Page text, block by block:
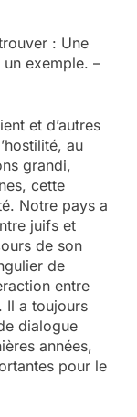
: Une
exemple. –
et d’autres
au
grandi,
cette
Notre pays a
juifs et
de son
de
entre
Il a toujours
dialogue
années,
pour le